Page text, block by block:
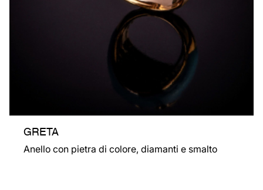
GRETA
Anello con pietra di colore, diamanti e smalto